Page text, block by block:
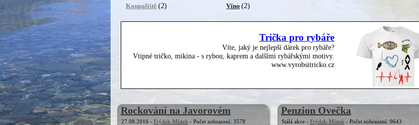
Koupaliště (2) Víno (2)
Trička pro rybáře
Víte, jaký je nejlepší dárek pro rybáře?
Vtipné tričko, mikina - s rybou, kaprem a dalšími rybářskými motivy.
www.vyrobsitricko.cz
Rockování na Javorovém
27.08.2016 - Frýdek-Místek - Počet zobrazení: 3578
Penzion Ovečka
Stálá akce - Frýdek-Místek - Počet zobrazení: 9643